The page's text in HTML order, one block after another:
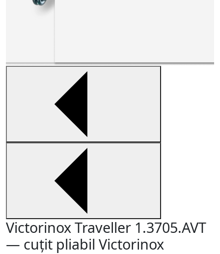
Victorinox Traveller 1.3705.AVT
— cuțit pliabil Victorinox